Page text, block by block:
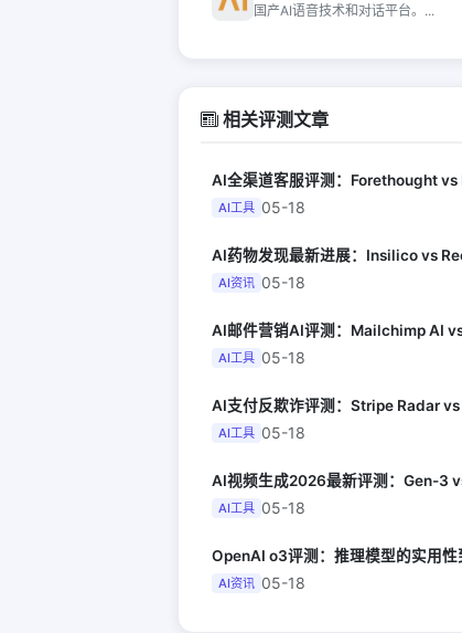
国产AI语音技术和对话平台。...
相关评测文章
AI工具 05-18
AI资讯 05-18
AI工具 05-18
AI工具 05-18
AI工具 05-18
AI资讯 05-18